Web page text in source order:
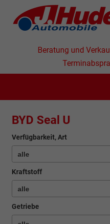
Beratung und
BYD Seal U
Verfügbarkeit, Art
Kraftstoff
Getriebe